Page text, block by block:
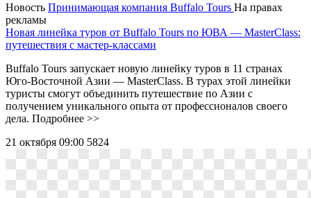
Новость Принимающая компания Buffalo Tours На правах
рекламы
Новая линейка туров от Buffalo Tours по ЮВА ― MasterClass:
путешествия с мастер-классами
Buffalo Tours запускает новую линейку туров в 11 странах
Юго-Восточной Азии ― MasterClass. В турах этой линейки
туристы смогут объединить путешествие по Азии с
получением уникального опыта от профессионалов своего
дела. Подробнее >>
21 октября 09:00 5824